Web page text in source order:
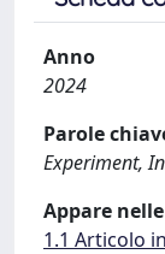
Anno
2024
Parole
Experiment,
Appare
1.1 Articolo